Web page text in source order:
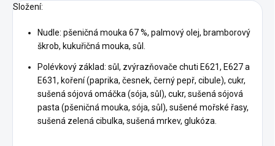
Složení:
Nudle: pšeničná mouka 67 %, palmový olej, bramborový
škrob, kukuřičná mouka, sůl.
Polévkový základ: sůl, zvýrazňovače chuti E621, E627 a
E631, koření (paprika, česnek, černý pepř, cibule), cukr,
sušená sójová omáčka (sója, sůl), cukr, sušená sójová
pasta (pšeničná mouka, sója, sůl), sušené mořské řasy,
sušená zelená cibulka, sušená mrkev, glukóza.